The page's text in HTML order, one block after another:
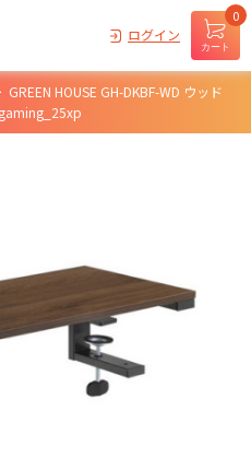
ログイン
カート
0
GREEN HOUSE GH-DKBF-WD ウッド